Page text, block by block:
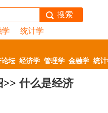
搜索
学 统计学
论坛 经济学 管理学 金融学 统
>>什么是经济